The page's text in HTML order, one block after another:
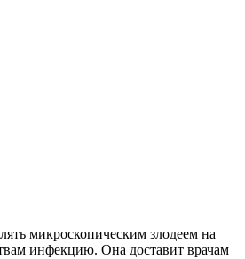
микроскопическим злодеем на
инфекцию. Она доставит врачам